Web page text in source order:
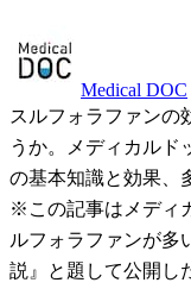
Medical DOC
スルフォラファンの
うか。メディカルド
の基本知識と効果、
※この記事はメディ
ルフォラファンが多
説』と題して公開し